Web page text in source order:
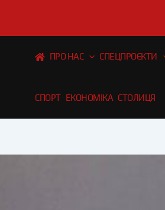
вмісту
ПРО НАС СПЕЦПРОЄКТИ
СПОРТ ЕКОНОМІКА СТОЛИЦЯ